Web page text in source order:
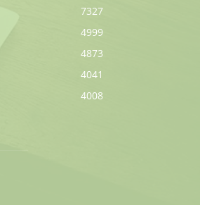
7327
4999
4873
4041
4008